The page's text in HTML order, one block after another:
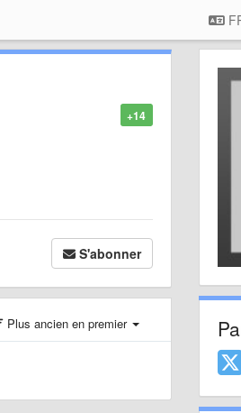
+14
S'abonner
Plus ancien en premier